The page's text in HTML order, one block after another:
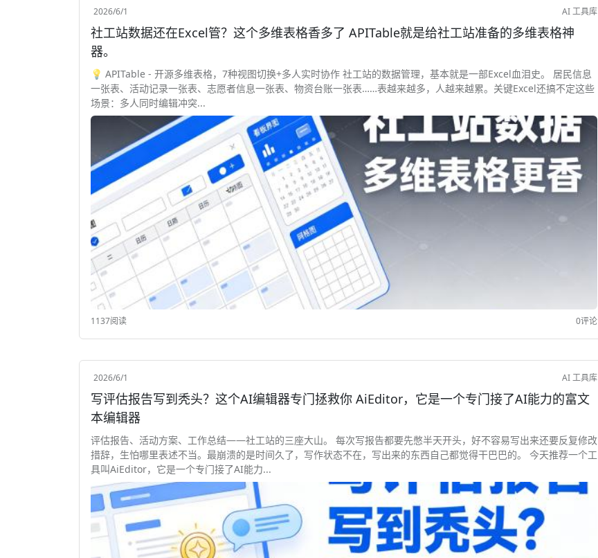
2026/6/1 AI 工具库
社工站数据还在Excel管？这个多维表格香多了 APITable就是给社工站准备的多维表格神
器。
💡 APITable - 开源多维表格，7种视图切换+多人实时协作 社工站的数据管理，基本就是一部Excel血泪史。 居民信息
一张表、活动记录一张表、志愿者信息一张表、物资台账一张表……表越来越多，人越来越累。关键Excel还搞不定这些
场景：多人同时编辑冲突...
1137阅读 0评论
2026/6/1 AI 工具库
写评估报告写到秃头？这个AI编辑器专门拯救你 AiEditor，它是一个专门接了AI能力的富文
本编辑器
评估报告、活动方案、工作总结——社工站的三座大山。 每次写报告都要先憋半天开头，好不容易写出来还要反复修改
措辞，生怕哪里表述不当。最崩溃的是时间久了，写作状态不在，写出来的东西自己都觉得干巴巴的。 今天推荐一个工
具叫AiEditor，它是一个专门接了AI能力...